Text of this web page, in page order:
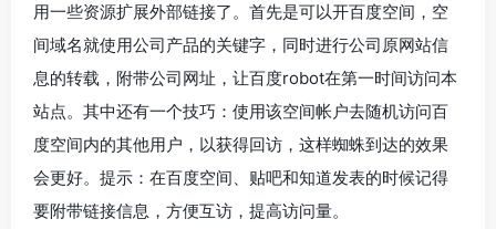
用一些资源扩展外部链接了。首先是可以开百度空间，空
间域名就使用公司产品的关键字，同时进行公司原网站信
息的转载，附带公司网址，让百度robot在第一时间访问本
站点。其中还有一个技巧：使用该空间帐户去随机访问百
度空间内的其他用户，以获得回访，这样蜘蛛到达的效果
会更好。提示：在百度空间、贴吧和知道发表的时候记得
要附带链接信息，方便互访，提高访问量。